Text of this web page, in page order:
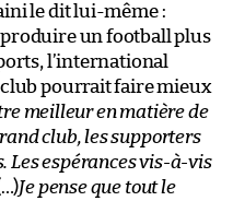
le dit lui-même :
un football plus
l’international
pourrait faire mieux
meilleur en matière de
club, les supporters
Les espérances vis-à-vis
Je pense que tout le